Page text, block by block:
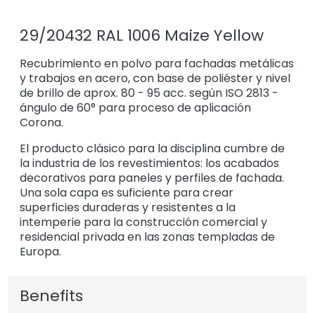
29/20432 RAL 1006 Maize Yellow
Recubrimiento en polvo para fachadas metálicas
y trabajos en acero, con base de poliéster y nivel
de brillo de aprox. 80 - 95 acc. según ISO 2813 -
ángulo de 60° para proceso de aplicación
Corona.
El producto clásico para la disciplina cumbre de
la industria de los revestimientos: los acabados
decorativos para paneles y perfiles de fachada.
Una sola capa es suficiente para crear
superficies duraderas y resistentes a la
intemperie para la construcción comercial y
residencial privada en las zonas templadas de
Europa.
Benefits